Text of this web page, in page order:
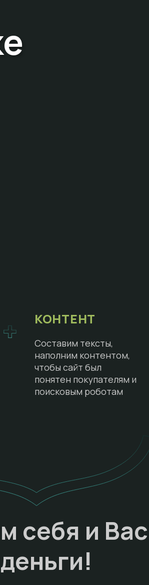
КОНТЕНТ
Составим тексты,
наполним контентом,
чтобы сайт был
понятен покупателям и
поисковым роботам
себя и